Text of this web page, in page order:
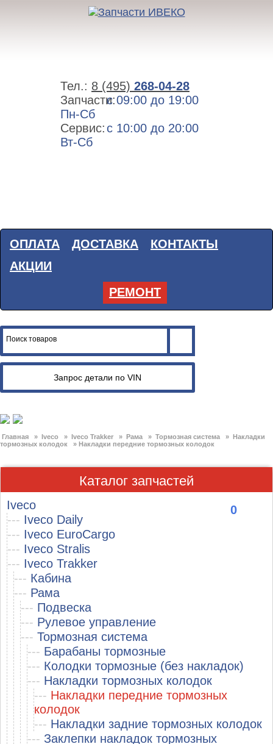
Тел.: 8 (495) 268-04-28
Запчасти:с 09:00 до 19:00
Пн-Сб
Сервис:с 10:00 до 20:00
Вт-Сб
ОПЛАТА ДОСТАВКА
КОНТАКТЫ
АКЦИИ
РЕМОНТ
Главная » Iveco » Iveco Trakker » Рама » Тормозная система » Накладки
тормозных колодок
» Накладки передние тормозных колодок
Каталог запчастей
Iveco
--- Iveco Daily
--- Iveco EuroCargo
--- Iveco Stralis
--- Iveco Trakker
--- Кабина
--- Рама
--- Подвеска
--- Рулевое управление
--- Тормозная система
--- Барабаны тормозные
--- Колодки тормозные (без накладок)
--- Накладки тормозных колодок
--- Накладки передние тормозных
колодок
--- Накладки задние тормозных колодок
--- Заклепки накладок тормозных
0